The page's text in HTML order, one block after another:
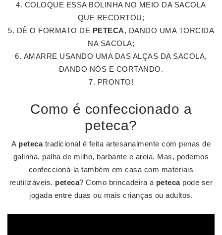
COLOQUE ESSA BOLINHA NO MEIO DA SACOLA
QUE RECORTOU;
DÊ O FORMATO DE PETECA, DANDO UMA TORCIDA
NA SACOLA;
AMARRE USANDO UMA DAS ALÇAS DA SACOLA,
DANDO NÓS E CORTANDO.
PRONTO!
Como é confeccionado a
peteca?
A petecatradicional é feita artesanalmente com penas de
galinha, palha de milho, barbante e areia. Mas, podemos
confeccioná-la também em casa com materiais
reutilizáveis. peteca? Como brincadeira a petecapode ser
jogada entre duas ou mais crianças ou adultos.